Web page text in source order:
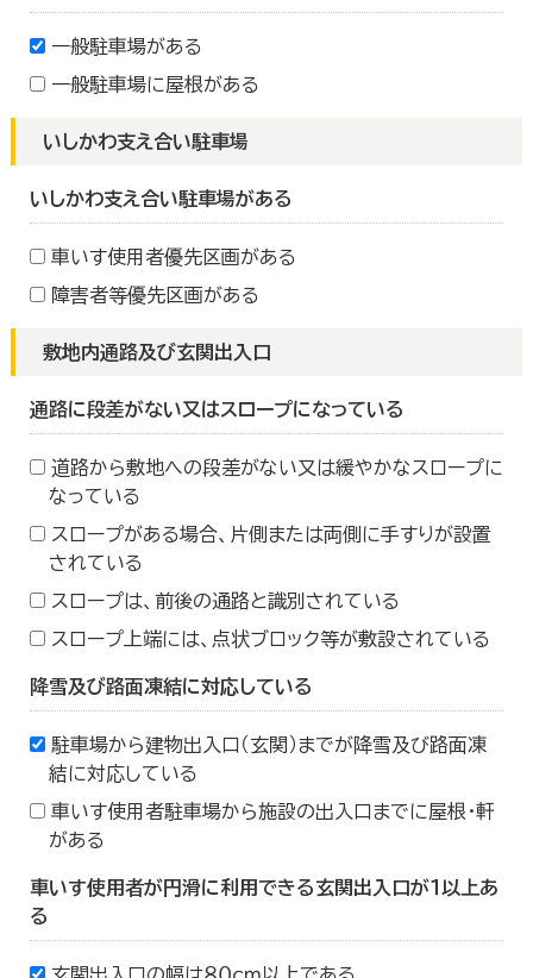
一般駐車場がある
一般駐車場に屋根がある
いしかわ支え合い駐車場
いしかわ支え合い駐車場がある
車いす使用者優先区画がある
障害者等優先区画がある
敷地内通路及び玄関出入口
通路に段差がない又はスロープになっている
道路から敷地への段差がない又は緩やかなスロープに
なっている
スロープがある場合、片側または両側に手すりが設置
されている
スロープは、前後の通路と識別されている
スロープ上端には、点状ブロック等が敷設されている
降雪及び路面凍結に対応している
駐車場から建物出入口（玄関）までが降雪及び路面凍
結に対応している
車いす使用者駐車場から施設の出入口までに屋根・軒
がある
車いす使用者が円滑に利用できる玄関出入口が１以上あ
る